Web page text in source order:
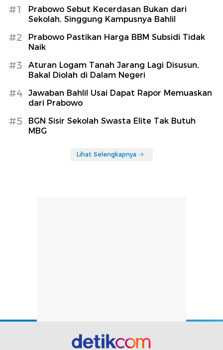
#1
Prabowo Sebut Kecerdasan Bukan dari
Sekolah, Singgung Kampusnya Bahlil
#2
Prabowo Pastikan Harga BBM Subsidi Tidak
Naik
#3
Aturan Logam Tanah Jarang Lagi Disusun,
Bakal Diolah di Dalam Negeri
#4
Jawaban Bahlil Usai Dapat Rapor Memuaskan
dari Prabowo
#5
BGN Sisir Sekolah Swasta Elite Tak Butuh
MBG
Lihat Selengkapnya